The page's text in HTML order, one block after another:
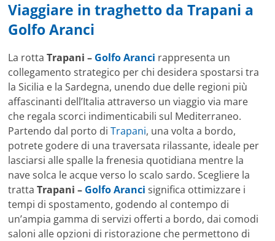
Viaggiare in traghetto daTrapani a
Golfo Aranci
La rottaTrapani – Golfo Aranci rappresenta un
collegamento strategico per chi desidera spostarsi tra
la Sicilia e la Sardegna, unendo due delle regioni più
affascinanti dell’Italia attraverso un viaggio via mare
che regala scorci indimenticabili sul Mediterraneo.
Partendo dal porto diTrapani, una volta a bordo,
potrete godere di una traversata rilassante, ideale per
lasciarsi alle spalle la frenesia quotidiana mentre la
nave solca le acque verso lo scalo sardo. Scegliere la
trattaTrapani – Golfo Aranci significa ottimizzare i
tempi di spostamento, godendo al contempo di
un’ampia gamma di servizi offerti a bordo, dai comodi
saloni alle opzioni di ristorazione che permettono di